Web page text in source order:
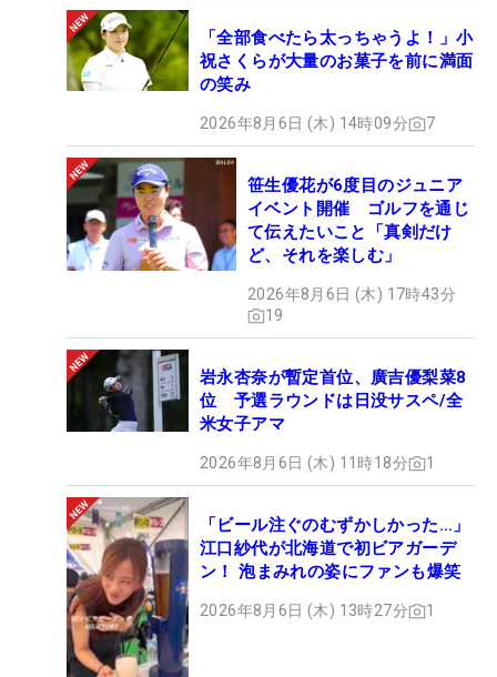
「全部食べたら太っちゃうよ！」小
祝さくらが大量のお菓子を前に満面
の笑み
2026年8月6日 (木) 14時09分 7
笹生優花が6度目のジュニア
イベント開催 ゴルフを通じ
て伝えたいこと「真剣だけ
ど、それを楽しむ」
2026年8月6日 (木) 17時43分
19
岩永杏奈が暫定首位、廣吉優梨菜8
位 予選ラウンドは日没サスペ/全
米女子アマ
2026年8月6日 (木) 11時18分 1
「ビール注ぐのむずかしかった…」
江口紗代が北海道で初ビアガーデ
ン！ 泡まみれの姿にファンも爆笑
2026年8月6日 (木) 13時27分 1